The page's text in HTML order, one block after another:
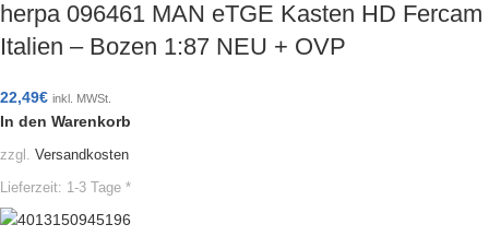
herpa 096461 MAN eTGE Kasten HD Fercam
Italien – Bozen 1:87 NEU + OVP
22,49€ inkl. MWSt.
In den Warenkorb
zzgl. Versandkosten
Lieferzeit: 1-3 Tage *